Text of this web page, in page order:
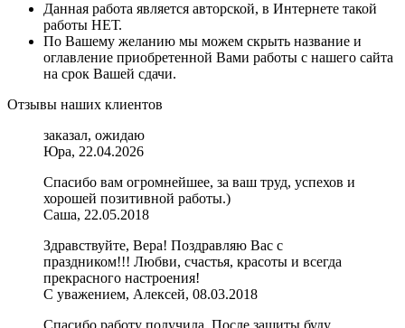
Данная работа является авторской, в Интернете такой
работы НЕТ.
По Вашему желанию мы можем скрыть название и
оглавление приобретенной Вами работы с нашего сайта
на срок Вашей сдачи.
Отзывы наших клиентов
заказал, ожидаю
Юра, 22.04.2026
Спасибо вам огромнейшее, за ваш труд, успехов и
хорошей позитивной работы.)
Саша, 22.05.2018
Здравствуйте, Вера! Поздравляю Вас с
праздником!!! Любви, счастья, красоты и всегда
прекрасного настроения!
С уважением, Алексей, 08.03.2018